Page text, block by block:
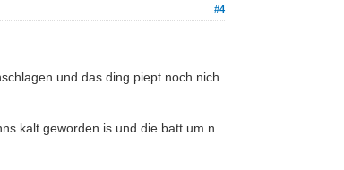
#4
und das ding piept noch nich
kalt geworden is und die batt um n